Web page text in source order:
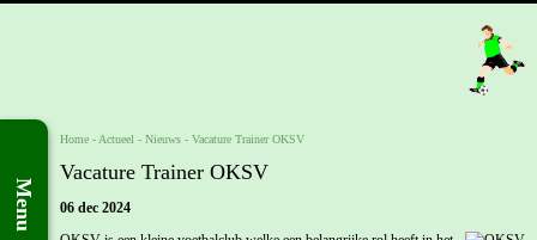
Menu
Home - Actueel - Nieuws - Vacature Trainer OKSV
Vacature Trainer OKSV
06 dec 2024